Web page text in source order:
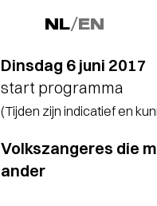
NL/EN
Dinsdag 6 juni 2017
start programma
(Tijden zijn indicatief en
Volkszangeres die
ander